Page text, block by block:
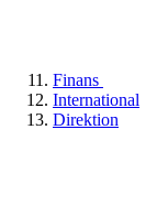
Finans
International
Direktion